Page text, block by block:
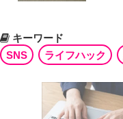
キーワード
SNS
ライフハック